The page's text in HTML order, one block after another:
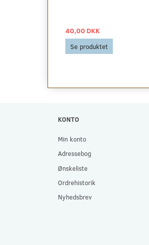
40,00 DKK
Se produktet
KONTO
Min konto
Adressebog
Ønskeliste
Ordrehistorik
Nyhedsbrev